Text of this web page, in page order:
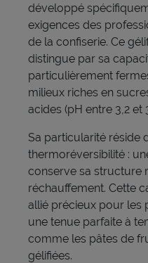
développé
exigences des
de la confiserie. Ce
distingue par sa
particulièrement
milieux riches en
acides (pH entre 3,2 et
Sa particularité réside
thermoréversibilité :
conserve sa structure
réchauffement. Cette
allié précieux pour les
une tenue parfaite à
comme les pâtes de
gélifiées.